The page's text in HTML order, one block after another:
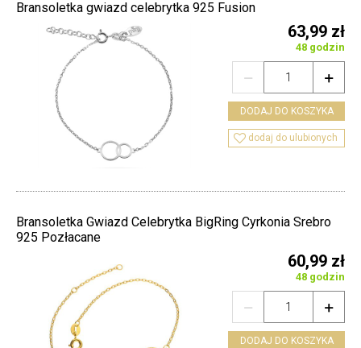
Bransoletka gwiazd celebrytka 925 Fusion
63,99 zł
48 godzin


DODAJ DO KOSZYKA
 dodaj do ulubionych
Bransoletka Gwiazd Celebrytka BigRing Cyrkonia Srebro
925 Pozłacane
60,99 zł
48 godzin


DODAJ DO KOSZYKA